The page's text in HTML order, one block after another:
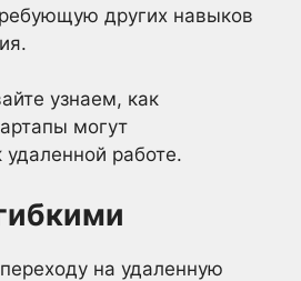
других навыков
узнаем, как
могут
удаленной работе.
на удаленную